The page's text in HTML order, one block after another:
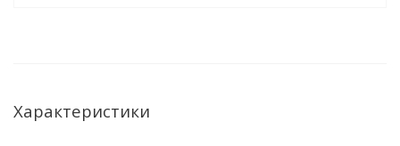
Характеристики